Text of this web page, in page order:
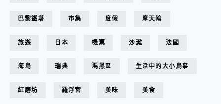
巴黎鐵塔 市集 度假 摩天輪
旅遊 日本 機票 沙灘 法國
海島 瑞典 瑪黑區 生活中的大小鳥事
紅磨坊 羅浮宮 美味 美食